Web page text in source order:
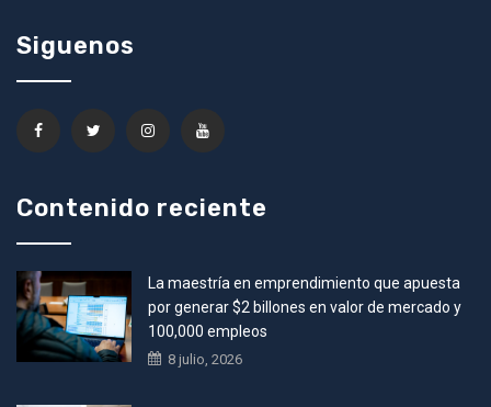
Siguenos
Contenido reciente
La maestría en emprendimiento que apuesta
por generar $2 billones en valor de mercado y
100,000 empleos
8 julio, 2026